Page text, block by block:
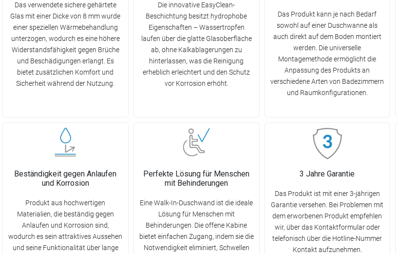
Das verwendete sichere gehärtete
Glas mit einer Dicke von 8 mm wurde
einer speziellen Wärmebehandlung
unterzogen, wodurch es eine höhere
Widerstandsfähigkeit gegen Brüche
und Beschädigungen erlangt. Es
bietet zusätzlichen Komfort und
Sicherheit während der Nutzung.
Die innovative EasyClean-
Beschichtung besitzt hydrophobe
Eigenschaften – Wassertropfen
laufen über die glatte Glasoberfläche
ab, ohne Kalkablagerungen zu
hinterlassen, was die Reinigung
erheblich erleichtert und den Schutz
vor Korrosion erhöht.
Das Produkt kann je nach Bedarf
sowohl auf einer Duschwanne als
auch direkt auf dem Boden montiert
werden. Die universelle
Montagemethode ermöglicht die
Anpassung des Produkts an
verschiedene Arten von Badezimmern
und Raumkonfigurationen.
Beständigkeit gegen Anlaufen
und Korrosion
Produkt aus hochwertigen
Materialien, die beständig gegen
Anlaufen und Korrosion sind,
wodurch es sein attraktives Aussehen
und seine Funktionalität über lange
Perfekte Lösung für Menschen
mit Behinderungen
Eine Walk-In-Duschwand ist die ideale
Lösung für Menschen mit
Behinderungen. Die offene Kabine
bietet einfachen Zugang, indem sie die
Notwendigkeit eliminiert, Schwellen
3 Jahre Garantie
Das Produkt ist mit einer 3-jährigen
Garantie versehen. Bei Problemen mit
dem erworbenen Produkt empfehlen
wir, über das Kontaktformular oder
telefonisch über die Hotline-Nummer
Kontakt aufzunehmen.